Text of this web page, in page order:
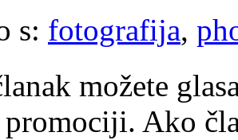
s: fotografija,
možete
Ako